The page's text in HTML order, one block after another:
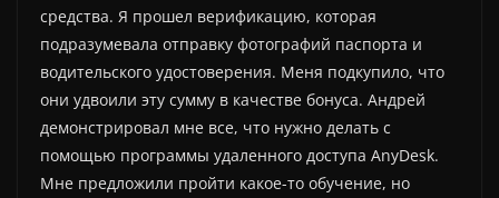
средства. Я прошел верификацию, которая
подразумевала отправку фотографий паспорта и
водительского удостоверения. Меня подкупило, что
они удвоили эту сумму в качестве бонуса. Андрей
демонстрировал мне все, что нужно делать с
помощью программы удаленного доступа AnyDesk.
Мне предложили пройти какое-то обучение, но